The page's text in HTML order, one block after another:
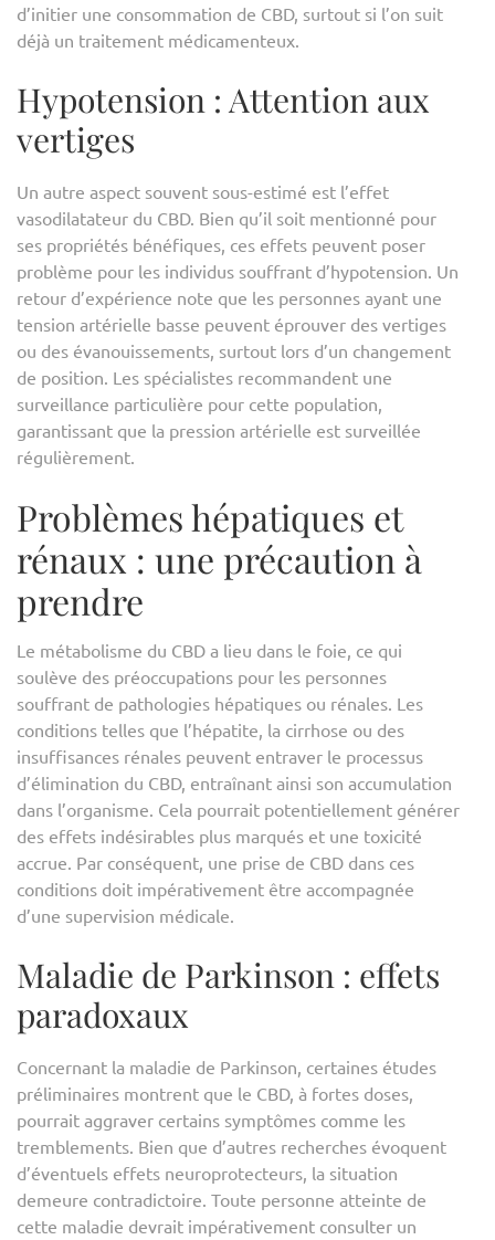
d’initier une consommation de CBD, surtout si l’on suit
déjà un traitement médicamenteux.
Hypotension : Attention aux
vertiges
Un autre aspect souvent sous-estimé est l’effet
vasodilatateur du CBD. Bien qu’il soit mentionné pour
ses propriétés bénéfiques, ces effets peuvent poser
problème pour les individus souffrant d’hypotension. Un
retour d’expérience note que les personnes ayant une
tension artérielle basse peuvent éprouver des vertiges
ou des évanouissements, surtout lors d’un changement
de position. Les spécialistes recommandent une
surveillance particulière pour cette population,
garantissant que la pression artérielle est surveillée
régulièrement.
Problèmes hépatiques et
rénaux : une précaution à
prendre
Le métabolisme du CBD a lieu dans le foie, ce qui
soulève des préoccupations pour les personnes
souffrant de pathologies hépatiques ou rénales. Les
conditions telles que l’hépatite, la cirrhose ou des
insuffisances rénales peuvent entraver le processus
d’élimination du CBD, entraînant ainsi son accumulation
dans l’organisme. Cela pourrait potentiellement générer
des effets indésirables plus marqués et une toxicité
accrue. Par conséquent, une prise de CBD dans ces
conditions doit impérativement être accompagnée
d’une supervision médicale.
Maladie de Parkinson : effets
paradoxaux
Concernant la maladie de Parkinson, certaines études
préliminaires montrent que le CBD, à fortes doses,
pourrait aggraver certains symptômes comme les
tremblements. Bien que d’autres recherches évoquent
d’éventuels effets neuroprotecteurs, la situation
demeure contradictoire. Toute personne atteinte de
cette maladie devrait impérativement consulter un